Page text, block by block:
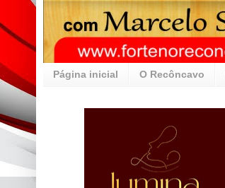
Página inicial O Recôncavo